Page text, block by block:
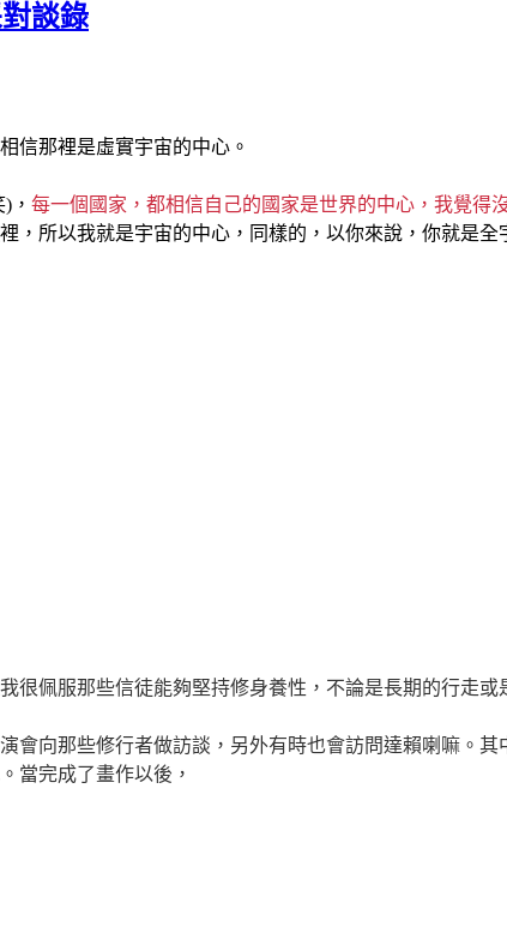
談錄
信那裡是虛實宇宙的中心。
， 每一個國家，都相信自己的國家是世界的中心，我覺得
，所以我就是宇宙的中心，同樣的，以你來說，你就是全
很佩服那些信徒能夠堅持修身養性，不論是長期的行走
會向那些修行者做訪談，另外有時也會訪問達賴喇嘛。
當完成了畫作以後，